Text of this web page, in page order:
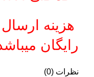
هزینه
رایگان
نظرات (0)